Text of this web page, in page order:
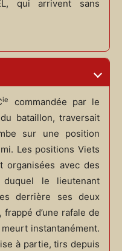
qui arrivent sans
ie
commandée par le
bataillon, traversait
sur une position
Les positions Viets
organisées avec des
le lieutenant
derrière ses deux
d’une rafale de
instantanément.
à partie, tirs depuis